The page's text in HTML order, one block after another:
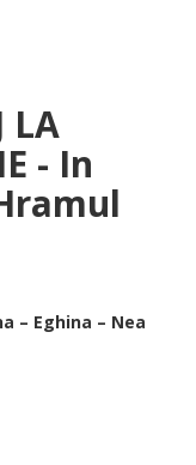
LA
- In
– Eghina – Nea